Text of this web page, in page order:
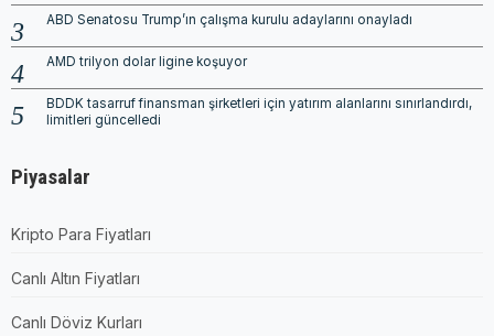
ABD Senatosu Trump’ın çalışma kurulu adaylarını onayladı
AMD trilyon dolar ligine koşuyor
BDDK tasarruf finansman şirketleri için yatırım alanlarını sınırlandırdı,
limitleri güncelledi
Piyasalar
Kripto Para Fiyatları
Canlı Altın Fiyatları
Canlı Döviz Kurları